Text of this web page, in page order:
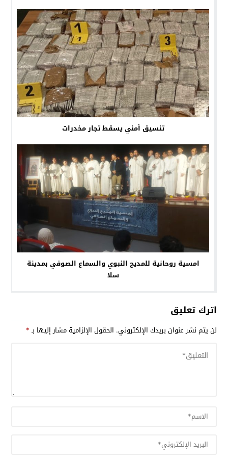
تنسيق أمني يسقط تجار مخدرات
امسية روحانية للمديح النبوي والسماع الصوفي بمدينة
سلا
اترك تعليق
لن يتم نشر عنوان بريدك الإلكتروني. الحقول الإلزامية مشار إليها بـ*